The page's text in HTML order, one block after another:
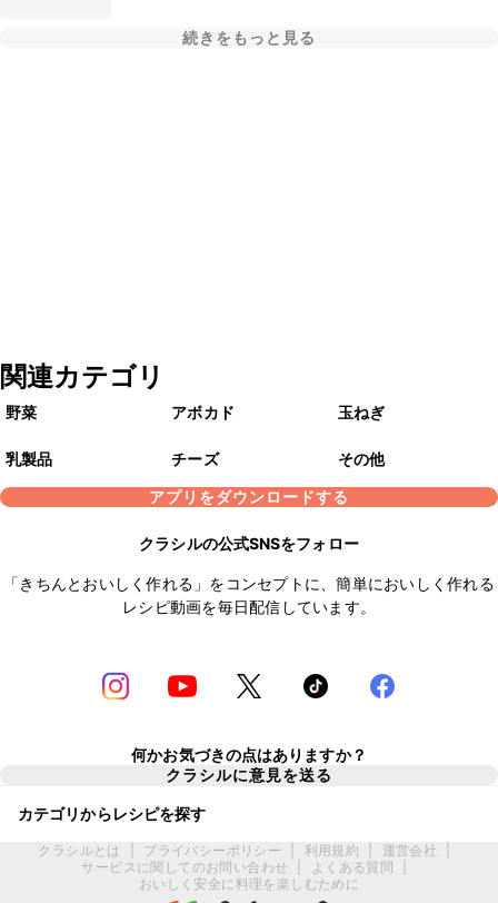
続きをもっと見る
関連カテゴリ
野菜 アボカド 玉ねぎ
乳製品 チーズ
その他
アプリをダウンロードする
クラシルの公式SNSをフォロー
「きちんとおいしく作れる」をコンセプトに、簡単においしく作れる
レシピ動画を毎日配信しています。
何かお気づきの点はありますか？
クラシルに意見を送る
カテゴリからレシピを探す
クラシルとは プライバシーポリシー 利用規約 運営会社
サービスに関してのお問い合わせ
よくある質問
おいしく安全に料理を楽しむために